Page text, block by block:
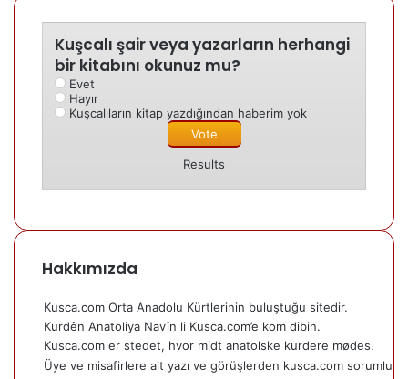
Kuşcalı şair veya yazarların herhangi
bir kitabını okunuz mu?
Evet
Hayır
Kuşcalıların kitap yazdığından haberim yok
Results
Hakkımızda
Kusca.com Orta Anadolu Kürtlerinin buluştuğu sitedir.
Kurdên Anatoliya Navîn li Kusca.com’e kom dibin.
Kusca.com er stedet, hvor midt anatolske kurdere mødes.
Üye ve misafirlere ait yazı ve görüşlerden kusca.com sorumlu